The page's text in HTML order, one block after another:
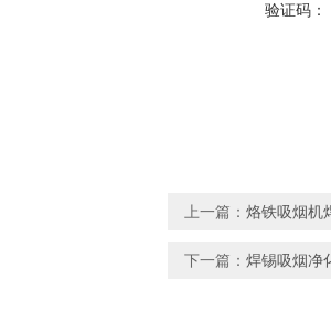
验证码：
上一篇： 烙铁吸烟机
下一篇： 焊锡吸烟净